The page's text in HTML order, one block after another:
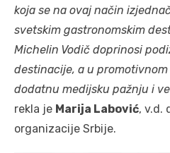
koja se na ovaj način
svetskim gastronomskim
Michelin Vodič doprinosi
destinacije, a u
dodatnu medijsku pažnju i
rekla je Marija Labović, v.d.
organizacije Srbije.